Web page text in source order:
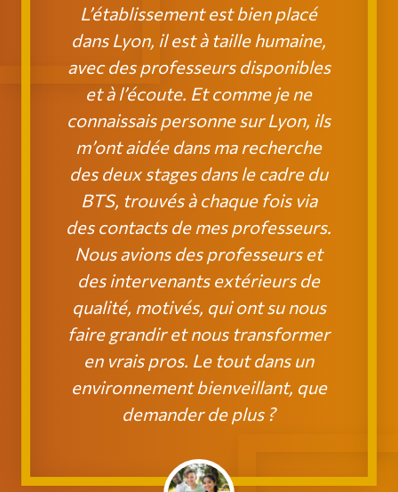
L’établissement est bien placé
dans Lyon, il est à taille humaine,
avec des professeurs disponibles
et à l’écoute. Et comme je ne
connaissais personne sur Lyon, ils
m’ont aidée dans ma recherche
des deux stages dans le cadre du
BTS, trouvés à chaque fois via
des contacts de mes professeurs.
Nous avions des professeurs et
des intervenants extérieurs de
qualité, motivés, qui ont su nous
faire grandir et nous transformer
en vrais pros. Le tout dans un
environnement bienveillant, que
demander de plus ?